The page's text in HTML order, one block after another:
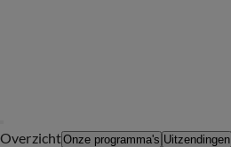
OverzichtOnze programma's Uitzendingen